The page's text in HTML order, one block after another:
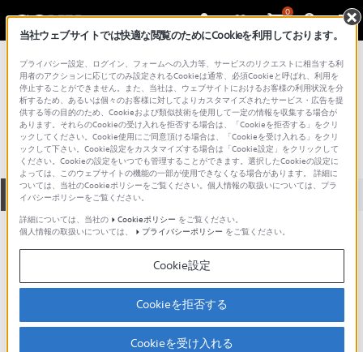
0
総合サポート・お問い合わせ VGN シリーズ
VGN-NR50B
全て ダウンロード 取扱説明書 Q&A
製品に関する重要なお知らせ
お知らせ
製品に関する重要なお知らせ
重要なお知らせ一覧
当社ウェブサイトでは快適な閲覧のためにCookieを利用しております。
プライバシー設定、ログイン、フォームへの入力等、サービスのリクエストに相当する利
用者のアクションに応じてのみ設定されるCookieは通常、必須Cookieと呼ばれ、利用を
停止することができません。また、当社は、ウェブサイトにおけるお客様の利用状況を分
析するため、あるいは個々のお客様に対してよりカスタマイズされたサービス・広告を提
供する等の目的のため、Cookieおよび類似技術を使用して一定の情報を収集する場合が
あります。それらのCookieの受け入れを拒否する場合は、「Cookieを拒否する」をクリ
ックしてください。Cookie使用にご同意頂ける場合は、「Cookieを受け入れる」をクリ
ックして下さい。Cookie設定をカスタマイズする場合は「Cookie設定」をクリックして
ください。Cookieの設定をいつでも管理することができます。選択したCookieの設定に
よっては、このウェブサイトの機能の一部が使用できなくなる場合があります。 詳細に
ついては、当社のCookieポリシーをご覧ください。個人情報の取扱いについては、プラ
イバシーポリシーをご覧ください。
詳細については、当社の
Cookieポリシー をご覧ください。
個人情報の取扱いについては、
プライバシーポリシー をご覧ください。
Cookie設定
Cookieを拒否する
Cookieを受け入れる